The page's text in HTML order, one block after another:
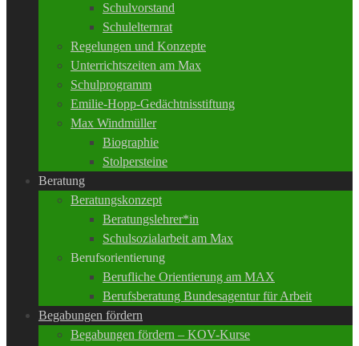
Schulvorstand
Schulelternrat
Regelungen und Konzepte
Unterrichtszeiten am Max
Schulprogramm
Emilie-Hopp-Gedächtnisstiftung
Max Windmüller
Biographie
Stolpersteine
Beratung
Beratungskonzept
Beratungslehrer*in
Schulsozialarbeit am Max
Berufsorientierung
Berufliche Orientierung am MAX
Berufsberatung Bundesagentur für Arbeit
Begabungen fördern
Begabungen fördern – KOV-Kurse